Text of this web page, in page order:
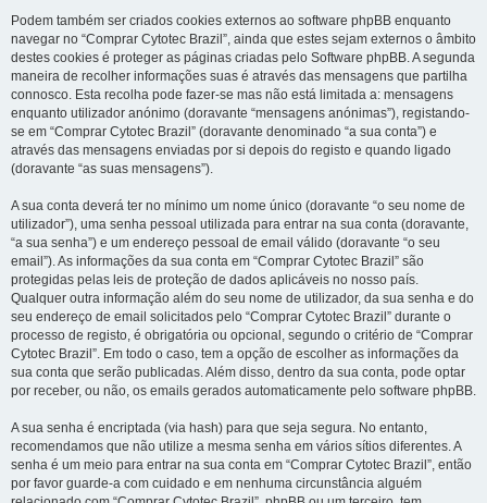
Podem também ser criados cookies externos ao software phpBB enquanto
navegar no “Comprar Cytotec Brazil”, ainda que estes sejam externos o âmbito
destes cookies é proteger as páginas criadas pelo Software phpBB. A segunda
maneira de recolher informações suas é através das mensagens que partilha
connosco. Esta recolha pode fazer-se mas não está limitada a: mensagens
enquanto utilizador anónimo (doravante “mensagens anónimas”), registando-
se em “Comprar Cytotec Brazil” (doravante denominado “a sua conta”) e
através das mensagens enviadas por si depois do registo e quando ligado
(doravante “as suas mensagens”).
A sua conta deverá ter no mínimo um nome único (doravante “o seu nome de
utilizador”), uma senha pessoal utilizada para entrar na sua conta (doravante,
“a sua senha”) e um endereço pessoal de email válido (doravante “o seu
email”). As informações da sua conta em “Comprar Cytotec Brazil” são
protegidas pelas leis de proteção de dados aplicáveis no nosso país.
Qualquer outra informação além do seu nome de utilizador, da sua senha e do
seu endereço de email solicitados pelo “Comprar Cytotec Brazil” durante o
processo de registo, é obrigatória ou opcional, segundo o critério de “Comprar
Cytotec Brazil”. Em todo o caso, tem a opção de escolher as informações da
sua conta que serão publicadas. Além disso, dentro da sua conta, pode optar
por receber, ou não, os emails gerados automaticamente pelo software phpBB.
A sua senha é encriptada (via hash) para que seja segura. No entanto,
recomendamos que não utilize a mesma senha em vários sítios diferentes. A
senha é um meio para entrar na sua conta em “Comprar Cytotec Brazil”, então
por favor guarde-a com cuidado e em nenhuma circunstância alguém